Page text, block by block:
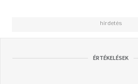
ÉRTÉKELÉSEK